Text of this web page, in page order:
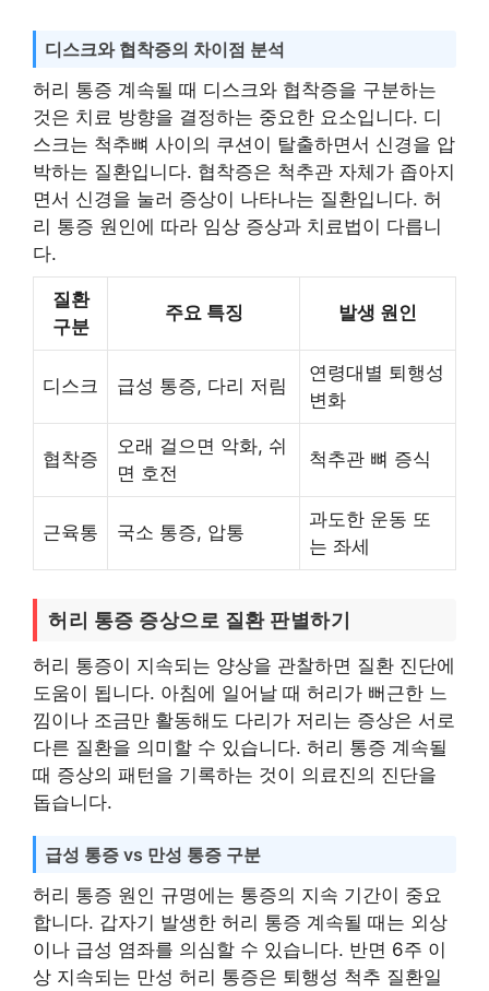
디스크와 협착증의 차이점 분석
허리 통증 계속될 때 디스크와 협착증을 구분하는
것은 치료 방향을 결정하는 중요한 요소입니다. 디
스크는 척추뼈 사이의 쿠션이 탈출하면서 신경을 압
박하는 질환입니다. 협착증은 척추관 자체가 좁아지
면서 신경을 눌러 증상이 나타나는 질환입니다. 허
리 통증 원인에 따라 임상 증상과 치료법이 다릅니
다.
질환
구분
주요 특징 발생 원인
디스크 급성 통증, 다리 저림
연령대별 퇴행성
변화
협착증
오래 걸으면 악화, 쉬
면 호전
척추관 뼈 증식
근육통 국소 통증, 압통
과도한 운동 또
는 좌세
허리 통증 증상으로 질환 판별하기
허리 통증이 지속되는 양상을 관찰하면 질환 진단에
도움이 됩니다. 아침에 일어날 때 허리가 뻐근한 느
낌이나 조금만 활동해도 다리가 저리는 증상은 서로
다른 질환을 의미할 수 있습니다. 허리 통증 계속될
때 증상의 패턴을 기록하는 것이 의료진의 진단을
돕습니다.
급성 통증 vs 만성 통증 구분
허리 통증 원인 규명에는 통증의 지속 기간이 중요
합니다. 갑자기 발생한 허리 통증 계속될 때는 외상
이나 급성 염좌를 의심할 수 있습니다. 반면 6주 이
상 지속되는 만성 허리 통증은 퇴행성 척추 질환일